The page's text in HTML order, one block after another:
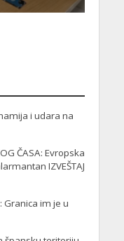
i udara na
ČASA: Evropska
IZVEŠTAJ
Granica im je u